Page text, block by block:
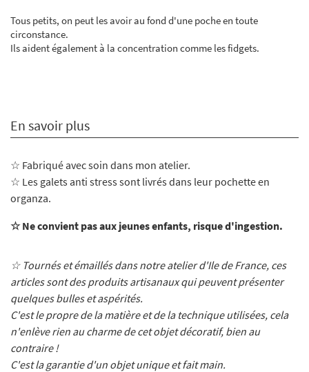
Tous petits, on peut les avoir au fond d'une poche en toute
circonstance.
Ils aident également à la concentration comme les fidgets.
En savoir plus
☆ Fabriqué avec soin dans mon atelier.
☆ Les galets anti stress sont livrés dans leur pochette en
organza.
☆ Ne convient pas aux jeunes enfants, risque d'ingestion.
☆ Tournés et émaillés dans notre atelier d'Ile de France, ces
articles sont des produits artisanaux qui peuvent présenter
quelques bulles et aspérités.
C'est le propre de la matière et de la technique utilisées, cela
n'enlève rien au charme de cet objet décoratif, bien au
contraire !
C'est la garantie d'un objet unique et fait main.